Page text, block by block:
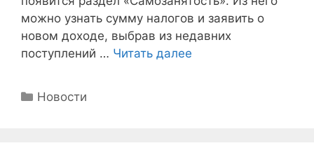
можно узнать сумму налогов и заявить о
новом доходе, выбрав из недавних
поступлений … Читать далее
Рубрики
Новости